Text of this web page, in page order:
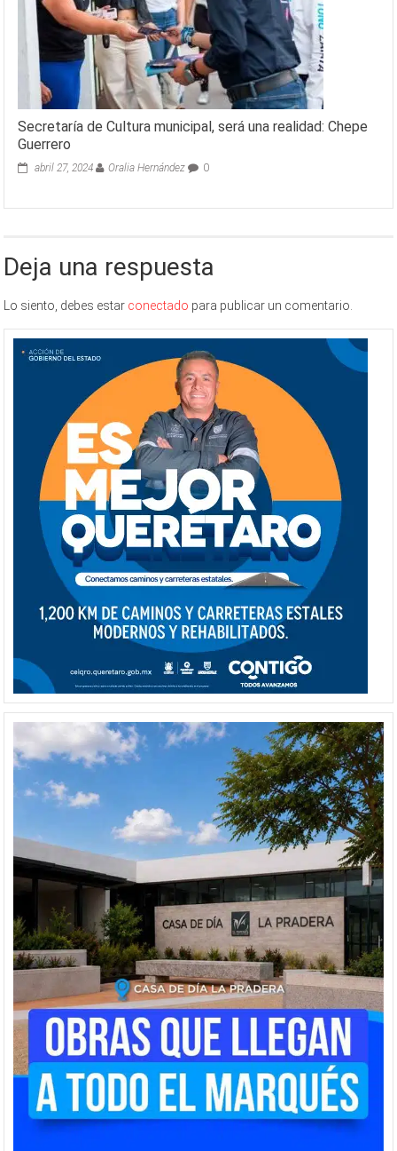
Secretaría de Cultura municipal, será una realidad: Chepe
Guerrero
abril 27, 2024 Oralia Hernández 0
Deja una respuesta
Lo siento, debes estar conectado para publicar un comentario.